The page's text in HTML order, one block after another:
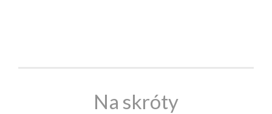
Na skróty